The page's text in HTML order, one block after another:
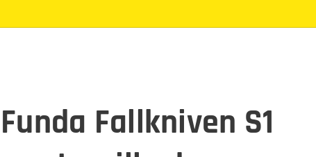
Funda Fallkniven S1